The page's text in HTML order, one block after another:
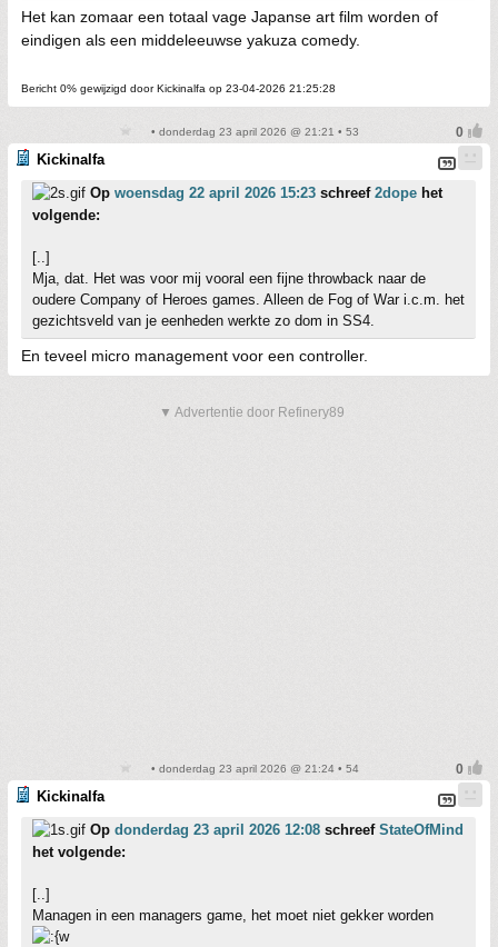
Het kan zomaar een totaal vage Japanse art film worden of
eindigen als een middeleeuwse yakuza comedy.
Bericht 0% gewijzigd door Kickinalfa op 23-04-2026 21:25:28
• donderdag 23 april 2026 @ 21:21 • 53
Kickinalfa
Op woensdag 22 april 2026 15:23 schreef 2dope het
volgende:
[..]
Mja, dat. Het was voor mij vooral een fijne throwback naar de
oudere Company of Heroes games. Alleen de Fog of War i.c.m. het
gezichtsveld van je eenheden werkte zo dom in SS4.
En teveel micro management voor een controller.
▼ Advertentie door Refinery89
• donderdag 23 april 2026 @ 21:24 • 54
Kickinalfa
Op donderdag 23 april 2026 12:08 schreef StateOfMind
het volgende:
[..]
Managen in een managers game, het moet niet gekker worden